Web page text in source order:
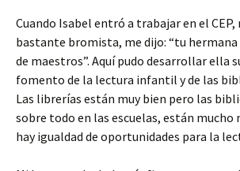
Cuando Isabel entró a trabajar en el CEP,
bastante bromista, me dijo: “tu hermana
de maestros”. Aquí pudo desarrollar ella
fomento de la lectura infantil y de las
Las librerías están muy bien pero las
sobre todo en las escuelas, están mucho
hay igualdad de oportunidades para la